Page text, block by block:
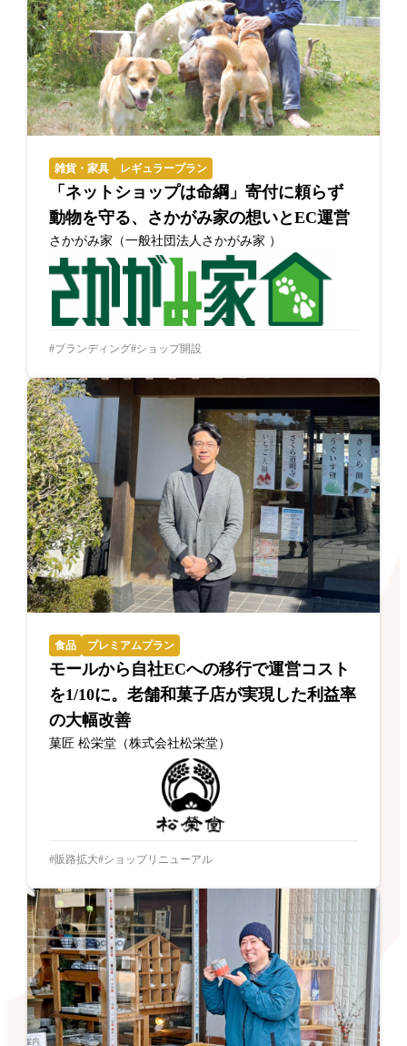
雑貨・家具 レギュラープラン
「ネットショップは命綱」寄付に頼らず
動物を守る、さかがみ家の想いとEC運営
さかがみ家（一般社団法人さかがみ家 ）
ブランディング ショップ開設
食品 プレミアムプラン
モールから自社ECへの移行で運営コスト
を1/10に。老舗和菓子店が実現した利益率
の大幅改善
菓匠 松栄堂（株式会社松栄堂）
販路拡大 ショップリニューアル